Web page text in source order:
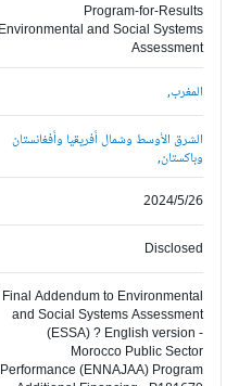
Program-for-Results
Environmental and Social Systems
Assessment
المغرب,
الشرق الأوسط وشمال أفريقيا وأفغانستان
وباكستان,
2024/5/26
Disclosed
Final Addendum to Environmental
and Social Systems Assessment
(ESSA) ? English version -
Morocco Public Sector
Performance (ENNAJAA) Program